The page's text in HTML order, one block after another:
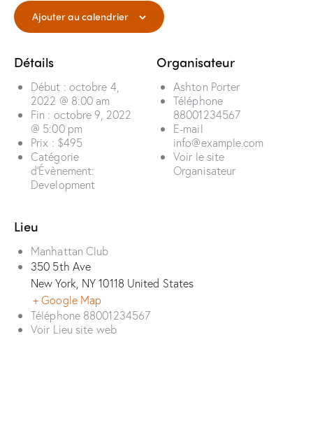
Ajouter au calendrier
Détails
Début : octobre 4,
2022 @ 8:00 am
Fin : octobre 9, 2022
@ 5:00 pm
Prix : $495
Catégorie
d’Évènement:
Development
Organisateur
Ashton Porter
Téléphone
88001234567
E-mail
info@example.com
Voir le site
Organisateur
Lieu
Manhattan Club
350 5th Ave
New York NY 10118 United States
+ Google Map
Téléphone 88001234567
Voir Lieu site web